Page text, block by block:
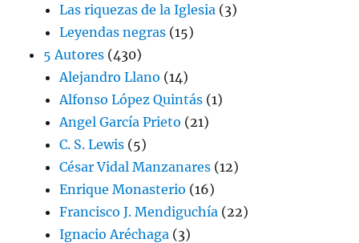
Las riquezas de la Iglesia (3)
Leyendas negras (15)
5 Autores (430)
Alejandro Llano (14)
Alfonso López Quintás (1)
Angel García Prieto (21)
C. S. Lewis (5)
César Vidal Manzanares (12)
Enrique Monasterio (16)
Francisco J. Mendiguchía (22)
Ignacio Aréchaga (3)